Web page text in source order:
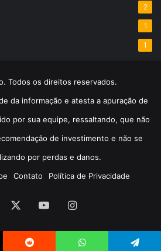
2
1
1
Todos os direitos reservados.
da informação e atesta a apuração de
por sua equipe, ressaltando, que não
de investimento e não se
por perdas e danos.
Contato Política de Privacidade
YouTubeInstagram